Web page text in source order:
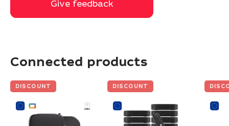
Give feedback
Give feedback
Connected products
DISCOUNT DISCOUNT